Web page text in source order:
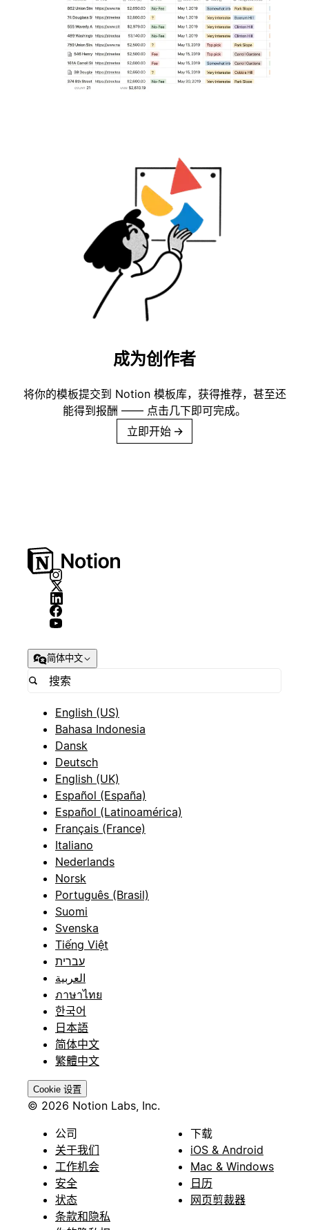
成为创作者
将你的模板提交到 Notion 模板库，获得推荐，甚至还
能得到报酬 —— 点击几下即可完成。
立即开始 →
简体中文
English (US)
Bahasa Indonesia
Dansk
Deutsch
English (UK)
Español (España)
Español (Latinoamérica)
Français (France)
Italiano
Nederlands
Norsk
Português (Brasil)
Suomi
Svenska
Tiếng Việt
עברית
العربية
ภาษาไทย
한국어
日本語
简体中文
繁體中文
Cookie 设置
© 2026 Notion Labs, Inc.
公司
关于我们
工作机会
安全
状态
条款和隐私
下载
iOS & Android
Mac & Windows
日历
网页剪裁器